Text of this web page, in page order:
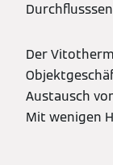
Der
Austausch
Mit wenigen